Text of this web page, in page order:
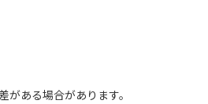
ある場合があります。